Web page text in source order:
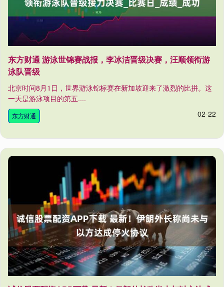
东方财通 游泳世锦赛战报，李冰洁晋级决赛，汪顺领衔游
泳队晋级
北京时间8月1日，世界游泳锦标赛在新加坡迎来了激烈的比拼。这
一天是游泳项目的第五....
东方财通 02-22